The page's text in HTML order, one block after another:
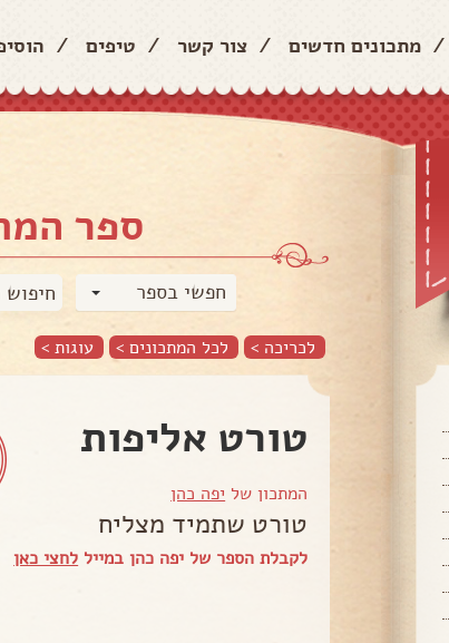
/ מתכונים חדשים / צור קשר / טיפים /
ספר
חפשי בספר
לכריכה > לכל המתכונים > עוגות >
טורט אליפות
המתכון של יפה כהן
טורט שתמיד מצליח
לקבלת הספר של יפה כהן במייל לחצי כאן